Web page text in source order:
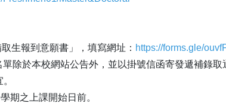
生報到意願書」，填寫網址： https://forms.gle/
除於本校網站公告外，並以掛號信函寄發遞補錄取
期之上課開始日前。